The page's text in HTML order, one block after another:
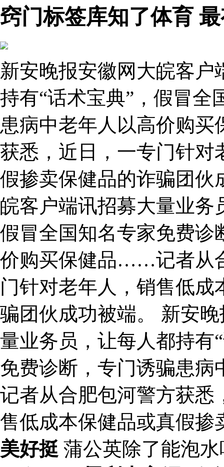
窍门标签库知了体育
新安晚报安徽网大皖客
持有“话术宝典”，假冒全
患病中老年人以高价购
获悉，近日，一专门针对
假掺卖保健品的诈骗团伙
皖客户端讯招募大量业务
假冒全国知名专家免费诊
价购买保健品……记者从
门针对老年人，销售低
骗团伙成功被端。 新安
量业务员，让每人都持有
免费诊断，专门诱骗患
记者从合肥包河警方获悉
售低成本保健品或真假掺
美好挺 蒲公英除了能泡